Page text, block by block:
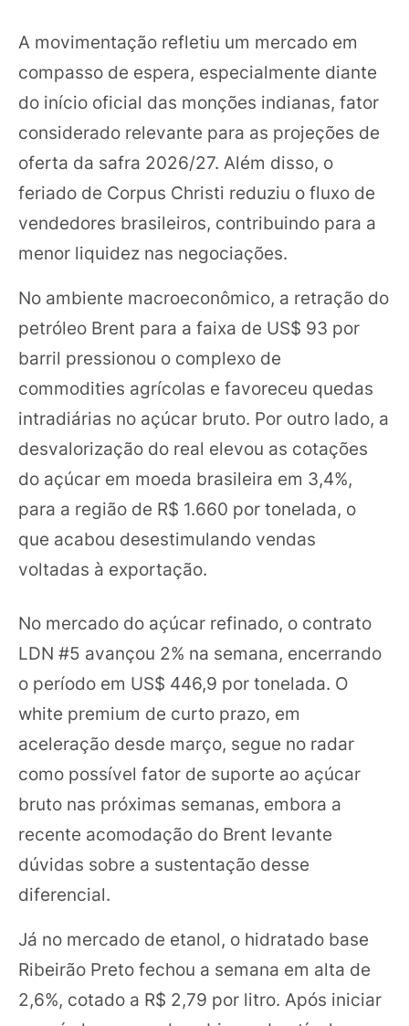
A movimentação refletiu um mercado em
compasso de espera, especialmente diante
do início oficial das monções indianas, fator
considerado relevante para as projeções de
oferta da safra 2026/27. Além disso, o
feriado de Corpus Christi reduziu o fluxo de
vendedores brasileiros, contribuindo para a
menor liquidez nas negociações.
No ambiente macroeconômico, a retração do
petróleo Brent para a faixa de US$ 93 por
barril pressionou o complexo de
commodities agrícolas e favoreceu quedas
intradiárias no açúcar bruto. Por outro lado, a
desvalorização do real elevou as cotações
do açúcar em moeda brasileira em 3,4%,
para a região de R$ 1.660 por tonelada, o
que acabou desestimulando vendas
voltadas à exportação.
No mercado do açúcar refinado, o contrato
LDN #5 avançou 2% na semana, encerrando
o período em US$ 446,9 por tonelada. O
white premium de curto prazo, em
aceleração desde março, segue no radar
como possível fator de suporte ao açúcar
bruto nas próximas semanas, embora a
recente acomodação do Brent levante
dúvidas sobre a sustentação desse
diferencial.
Já no mercado de etanol, o hidratado base
Ribeirão Preto fechou a semana em alta de
2,6%, cotado a R$ 2,79 por litro. Após iniciar